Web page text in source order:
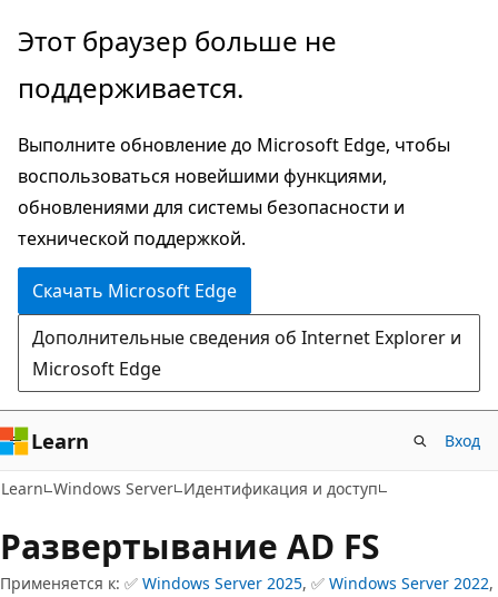
Пропустить
перейти
основному
содержимому
Этот браузер больше не
поддерживается.
Выполните обновление до Microsoft Edge, чтобы
воспользоваться новейшими функциями,
обновлениями для системы безопасности и
технической поддержкой.
Скачать Microsoft Edge
Дополнительные сведения об Internet Explorer и
Microsoft Edge
Learn Вход
Learn Windows Server Идентификация и доступ
Развертывание AD FS
Применяется к: ✅ Windows Server 2025, ✅ Windows Server 2022,